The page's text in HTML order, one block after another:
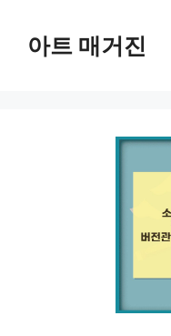
아트 매거진